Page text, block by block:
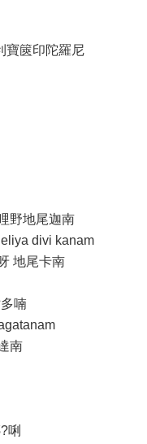
篋印陀羅尼
地尾迦南
divi kanam
尾卡南
喃
南
唎